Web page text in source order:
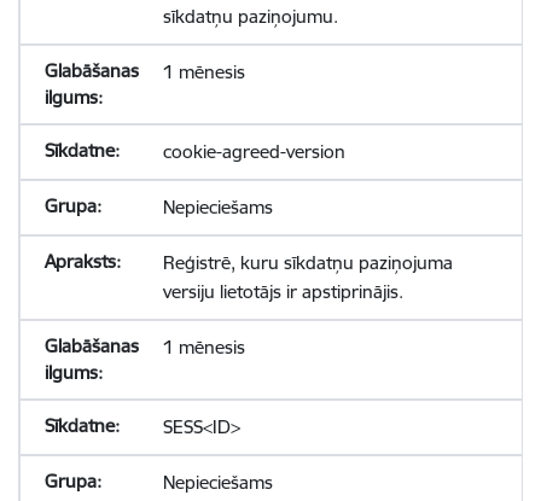
sīkdatņu paziņojumu.
1 mēnesis
cookie-agreed-version
Nepieciešams
Reģistrē, kuru sīkdatņu paziņojuma
versiju lietotājs ir apstiprinājis.
1 mēnesis
SESS<ID>
Nepieciešams